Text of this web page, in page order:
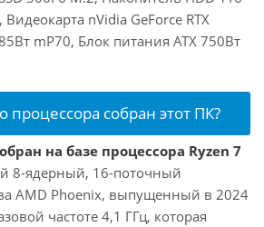
Видеокарта nVidia GeForce RTX
mP70, Блок питания ATX 750Вт
процессора собран этот ПК?
на базе процессора Ryzen 7
8-ядерный, 16-поточный
AMD Phoenix, выпущенный в 2024
частоте 4,1 ГГц, которая